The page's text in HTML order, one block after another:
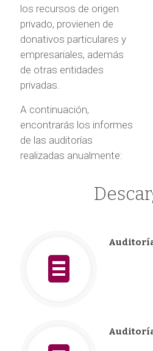
los recursos de origen
privado, provienen de
donativos particulares y
empresariales, además
de otras entidades
privadas.
A continuación,
encontrarás los informes
de las auditorías
realizadas anualmente: